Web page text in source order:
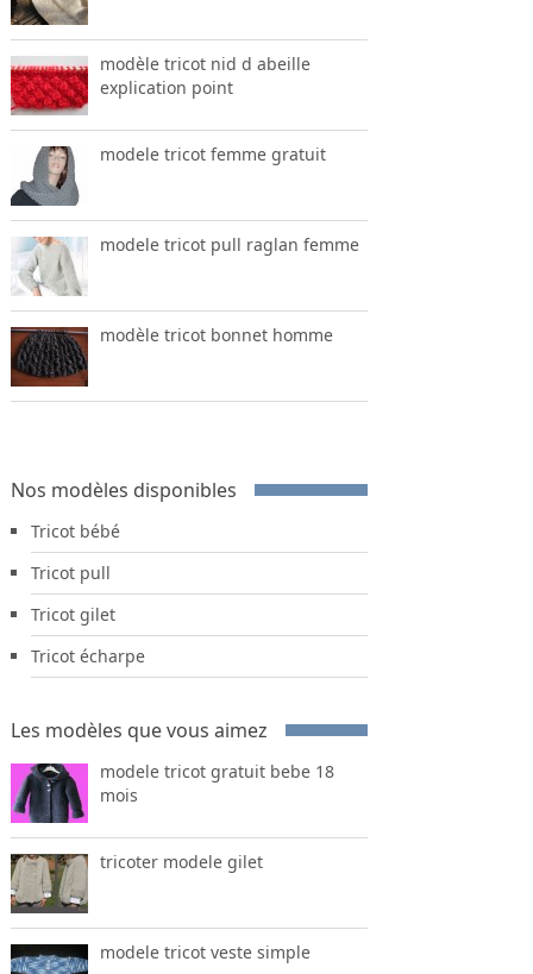
modèle tricot nid d abeille
explication point
modele tricot femme gratuit
modele tricot pull raglan femme
modèle tricot bonnet homme
Nos modèles disponibles
Tricot bébé
Tricot pull
Tricot gilet
Tricot écharpe
Les modèles que vous aimez
modele tricot gratuit bebe 18
mois
tricoter modele gilet
modele tricot veste simple